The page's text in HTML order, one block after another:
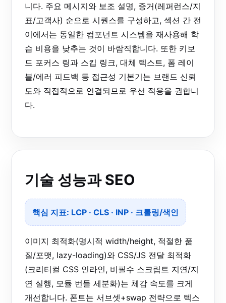
니다. 주요 메시지와 보조 설명, 증거(레퍼런스/지
표/고객사) 순으로 시퀀스를 구성하고, 섹션 간 전
이에서는 동일한 컴포넌트 시스템을 재사용해 학
습 비용을 낮추는 것이 바람직합니다. 또한 키보
드 포커스 링과 스킵 링크, 대체 텍스트, 폼 레이
블/에러 피드백 등 접근성 기본기는 브랜드 신뢰
도와 직접적으로 연결되므로 우선 적용을 권합니
다.
기술 성능과 SEO
핵심 지표: LCP · CLS · INP · 크롤링/색인
이미지 최적화(명시적 width/height, 적절한 품
질/포맷, lazy-loading)와 CSS/JS 전달 최적화
(크리티컬 CSS 인라인, 비필수 스크립트 지연/지
연 실행, 모듈 번들 세분화)는 체감 속도를 크게
개선합니다. 폰트는 서브셋+swap 전략으로 텍스